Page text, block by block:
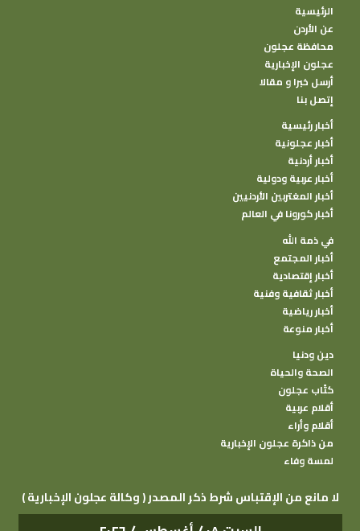
الرئيسية
عن الأردن
محافظة عجلون
عجلون الإخبارية
أرسل خبرا و مقالا
إتصل بنا
أخبار رئيسية
أخبار عجلونية
أخبار أردنية
أخبار عربية ودولية
أخبار المغتربين الأردنيين
أخبار كورونا في العالم
في ذمة الله
أخبار المجتمع
أخبار إقتصادية
أخبار ثقافية وفنية
أخبار رياضية
أخبار منوعة
دين ودنيا
الصحة والحياة
كتًاب عجلون
أقلام عربية
أقلام وأراء
من ذاكرة عجلون الإخبارية
لمسة وفاء
( وكالة عجلون الإخبارية ) لا مانع من الإقتباس شرط ذكر المصدر